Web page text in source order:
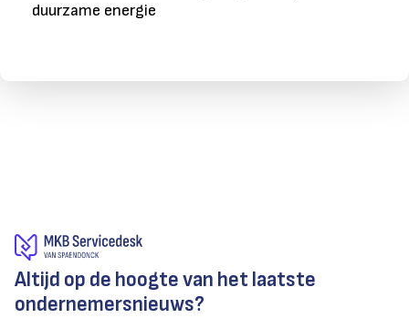
duurzame energie
Altijd op de hoogte van het laatste
ondernemersnieuws?